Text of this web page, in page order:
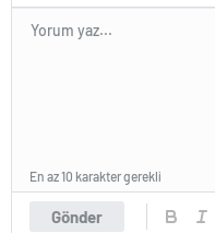
Gönder
En az 10 karakter gerekli